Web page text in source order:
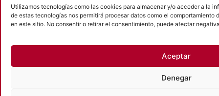
Utilizamos tecnologías como las cookies para almacenar y/o acceder a la
de estas tecnologías nos permitirá procesar datos como el
en este sitio. No consentir o retirar el consentimiento, puede afectar
Aceptar
Denegar